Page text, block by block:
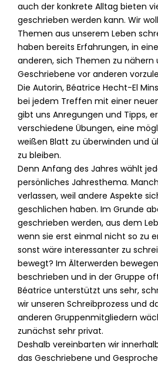
auch der konkrete Alltag bieten
geschrieben werden kann. Wir
Themen aus unserem Leben
haben bereits Erfahrungen, in
anderen, sich Themen zu nähern
Geschriebene vor anderen
Die Autorin, Béatrice Hecht-El
bei jedem Treffen mit einer
gibt uns Anregungen und Tipps,
verschiedene Übungen, eine
weißen Blatt zu überwinden und
zu bleiben.
Denn Anfang des Jahres wählt
persönliches Jahresthema.
verlassen, weil andere Aspekte
geschlichen haben. Im Grunde
geschrieben werden, aus dem
wenn sie erst einmal nicht so zu
sonst wäre interessanter zu
bewegt? Im Älterwerden
beschrieben und in der Gruppe
Béatrice unterstützt uns sehr,
wir unseren Schreibprozess und
anderen Gruppenmitgliedern
zunächst sehr privat.
Deshalb vereinbarten wir
das Geschriebene und